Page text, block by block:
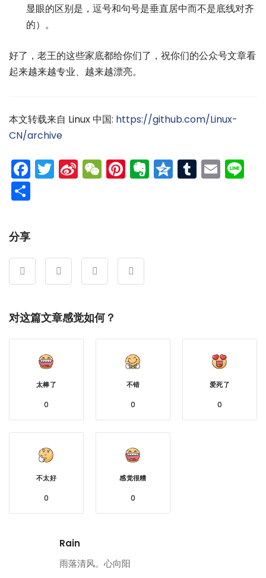
显眼的区别是，逗号和句号是垂直居中而不是底线对齐
的）。
好了，老王的这些家底都给你们了，祝你们的公众号文章看
起来越来越专业、越来越漂亮。
本文转载来自 Linux 中国: https://github.com/Linux-
CN/archive
Facebook
Twitter
Sina
Weibo
WeChat
Pinterest
Evernote
Qzone
Tumblr
分享
对这篇文章感觉如何？
太棒了
0
不错
0
爱死了
0
不太好
0
感觉很糟
0
Rain
雨落清风。心向阳